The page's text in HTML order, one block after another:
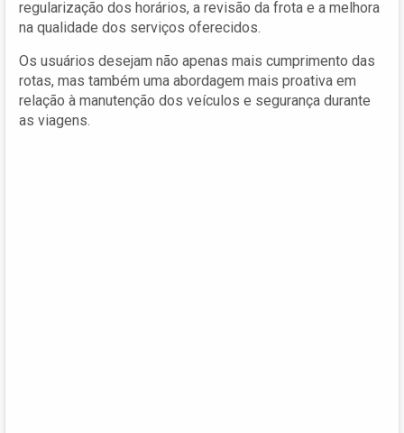
regularização dos horários, a revisão da frota e a melhora
na qualidade dos serviços oferecidos.
Os usuários desejam não apenas mais cumprimento das
rotas, mas também uma abordagem mais proativa em
relação à manutenção dos veículos e segurança durante
as viagens.